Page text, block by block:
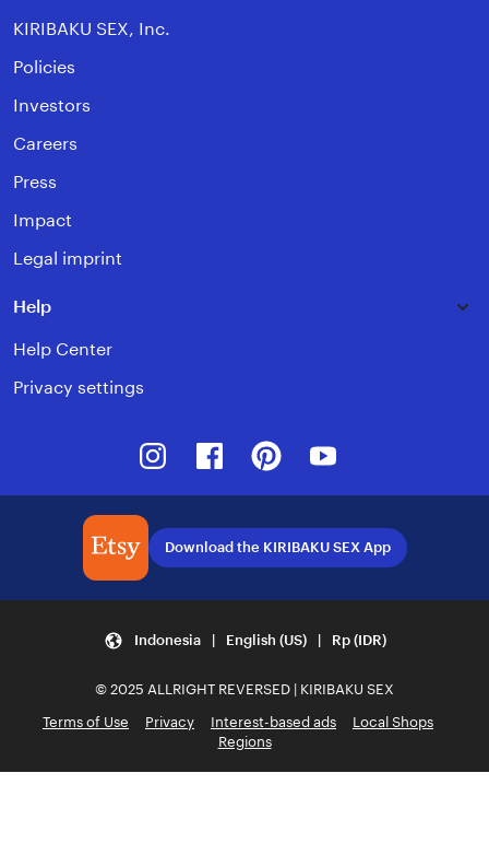
KIRIBAKU SEX, Inc.
Policies
Investors
Careers
Press
Impact
Legal imprint
Help
Help Center
Privacy settings
InstagramFacebookPinterest
Download the KIRIBAKU SEX App
Indonesia | English (US) | Rp (IDR)
© 2025 ALLRIGHT REVERSED | KIRIBAKU SEX
Terms of Use
Privacy Interest-based ads
Local Shops
Regions